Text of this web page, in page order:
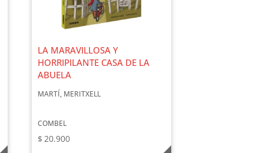
LA MARAVILLOSA Y
HORRIPILANTE CASA DE LA
ABUELA
MARTÍ, MERITXELL
COMBEL
$ 20.900